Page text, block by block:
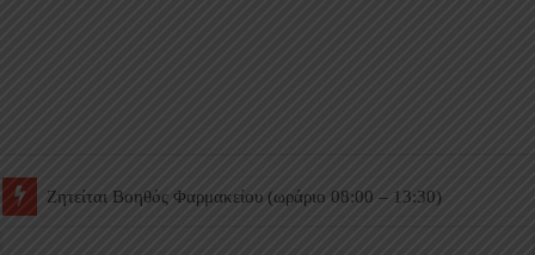
Ζητείται Βοηθός Θαλάμου